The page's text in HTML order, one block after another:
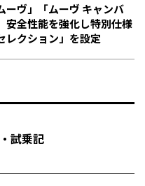
ーヴ」「ムーヴ キャンバ
全性能を強化し特別仕様
レクション」を設定
試乗記